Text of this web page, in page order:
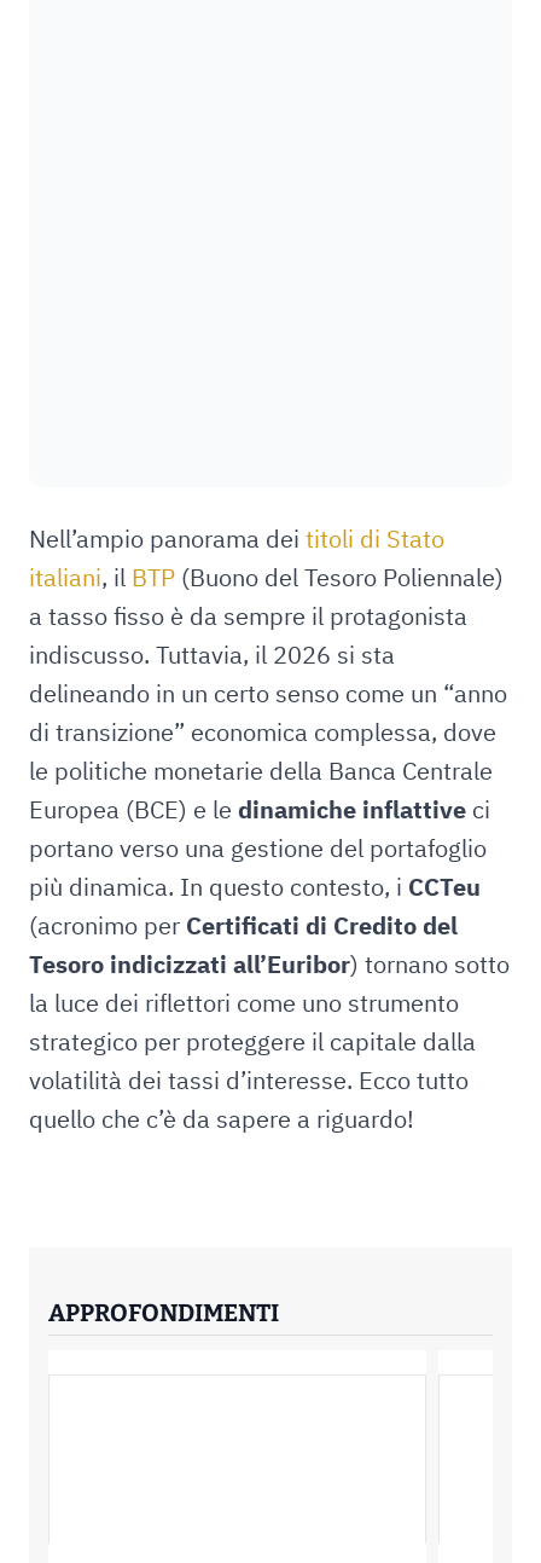
Nell’ampio panorama dei titoli di Stato
italiani, il BTP (Buono del Tesoro Poliennale)
a tasso fisso è da sempre il protagonista
indiscusso. Tuttavia, il 2026 si sta
delineando in un certo senso come un “anno
di transizione” economica complessa, dove
le politiche monetarie della Banca Centrale
Europea (BCE) e le dinamiche inflattive ci
portano verso una gestione del portafoglio
più dinamica. In questo contesto, i CCTeu
(acronimo per Certificati di Credito del
Tesoro indicizzati all’Euribor) tornano sotto
la luce dei riflettori come uno strumento
strategico per proteggere il capitale dalla
volatilità dei tassi d’interesse. Ecco tutto
quello che c’è da sapere a riguardo!
APPROFONDIMENTI